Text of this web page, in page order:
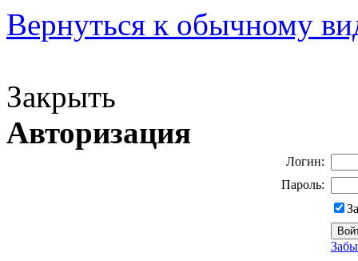
Вернуться к обычному
Закрыть
Авторизация
Логин:
Пароль: